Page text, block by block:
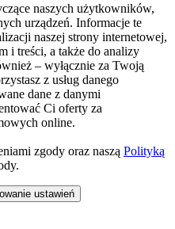
naszych użytkowników,
urządzeń. Informacje te
naszej strony internetowej,
i treści, a także do analizy
– wyłącznie za Twoją
z usług danego
dane z danymi
Ci oferty za
online.
zgody oraz naszą Polityką
ustawień